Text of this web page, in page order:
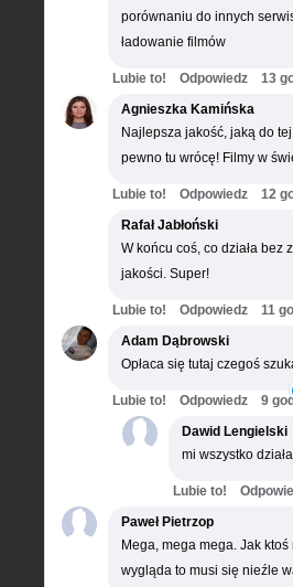
porównaniu do innych
ładowanie filmów
Lubie to! Odpowiedz
13
Agnieszka Kamińska
Najlepsza jakość, jaką do
pewno tu wrócę! Filmy w
Lubie to! Odpowiedz
12
Rafał Jabłoński
W końcu coś, co działa bez
jakości. Super!
Lubie to! Odpowiedz
11
Adam Dąbrowski
Opłaca się tutaj czegoś
Lubie to! Odpowiedz
9
Dawid Lengielski
mi wszystko
Lubie to!
Paweł Pietrzop
Mega, mega mega. Jak
wygląda to musi się nieźle